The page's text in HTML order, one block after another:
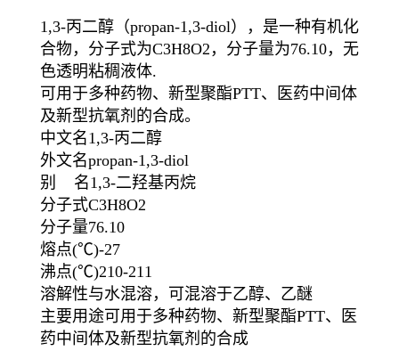
1,3-丙二醇（propan-1,3-diol），是一种有机化
合物，分子式为C3H8O2，分子量为76.10，无
色透明粘稠液体.
可用于多种药物、新型聚酯PTT、医药中间体
及新型抗氧剂的合成。
中文名1,3-丙二醇
外文名propan-1,3-diol
别 名1,3-二羟基丙烷
分子式C3H8O2
分子量76.10
熔点(℃)-27
沸点(℃)210-211
溶解性与水混溶，可混溶于乙醇、乙醚
主要用途可用于多种药物、新型聚酯PTT、医
药中间体及新型抗氧剂的合成